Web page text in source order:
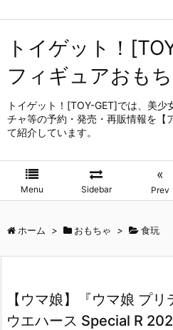
トイゲット！
フィギュアおも
トイゲット！[TOY-GET]では、美
チャ等の予約・発売・再販情報を【
て紹介しています。
Menu Sidebar
«
Prev
ホーム > おもちゃ > 食玩
【ウマ娘】『ウマ娘 プ
ウエハース Special R